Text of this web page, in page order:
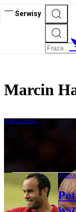
Serwisy
Marcin
WYDARZENIA